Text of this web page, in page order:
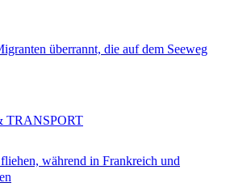
überrannt, die auf dem Seeweg
während in Frankreich und
TRANSPORT